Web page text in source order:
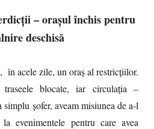
– orașul închis pentru
deschisă
acele zile, un oraș al restricțiilor.
traseele blocate, iar circulația –
șofer, aveam misiunea de a-l
evenimentele pentru care avea